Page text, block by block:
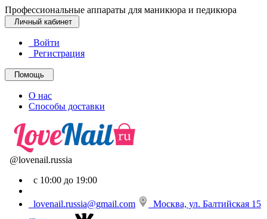
Профессиональные аппараты для маникюра и педикюра
Личный кабинет
Войти
Регистрация
Помощь
О нас
Способы доставки
@lovenail.russia
с 10:00 до 19:00
lovenail.russia@gmail.com Москва, ул. Балтийская 15